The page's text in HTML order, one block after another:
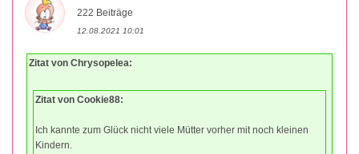
222 Beiträge
12.08.2021 10:01
Zitat von Chrysopelea:
Zitat von Cookie88:
Ich kannte zum Glück nicht viele Mütter vorher mit noch kleinen
Kindern.